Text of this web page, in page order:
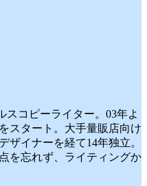
スコピーライター。03年よ
スタート。大手量販店向け
ザイナーを経て14年独立。
を忘れず、ライティングか